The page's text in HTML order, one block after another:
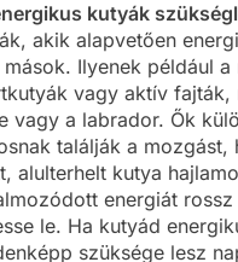
kutyák
akik alapvetően
mások. Ilyenek például a
vagy aktív fajták,
vagy a labrador. Ők
találják a mozgást,
alulterhelt kutya
energiát
le. Ha kutyád
szüksége lesz